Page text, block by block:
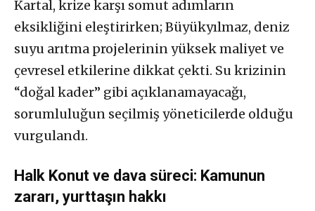
Kartal, krize karşı somut adımların
eksikliğini eleştirirken; Büyükyılmaz, deniz
suyu arıtma projelerinin yüksek maliyet ve
çevresel etkilerine dikkat çekti. Su krizinin
“doğal kader” gibi açıklanamayacağı,
sorumluluğun seçilmiş yöneticilerde olduğu
vurgulandı.
Halk Konut ve dava süreci: Kamunun
zararı, yurttaşın hakkı